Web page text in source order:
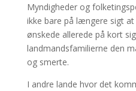
Myndigheder og
ikke bare på længere sigt at
ønskede allerede på kort
landmandsfamilierne den
og smerte.
I andre lande hvor det